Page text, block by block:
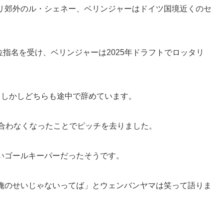
外のル・シェネー、ベリンジャーはドイツ国境近くのセ
名を受け、ベリンジャーは2025年ドラフトでロッタリ
かしどちらも途中で辞めています。
なくなったことでピッチを去りました。
ールキーパーだったそうです。
のせいじゃないってば」とウェンバンヤマは笑って語りま